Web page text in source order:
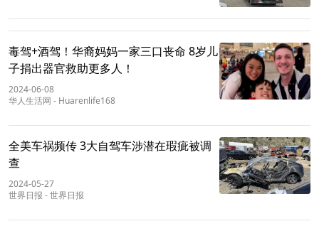
毒驾+酒驾！华裔妈妈一家三口丧命 8岁儿
子捐出器官救助更多人！
2024-06-08
华人生活网 - Huarenlife168
全美车祸频传 3大自驾车涉潜在瑕疵被调
查
2024-05-27
世界日报 -世界日报